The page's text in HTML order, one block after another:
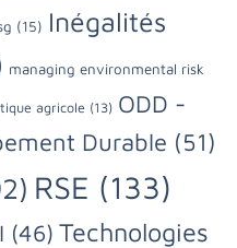
(15) Inégalités
managing environmental risk
agricole (13) ODD -
Durable (51)
RSE (133)
(46) Technologies